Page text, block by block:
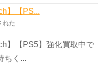
】【PS...
れた
】【PS5】強化買取中で
ちく...